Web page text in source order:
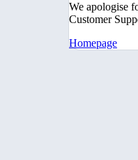
We apologise
Customer
Homepage